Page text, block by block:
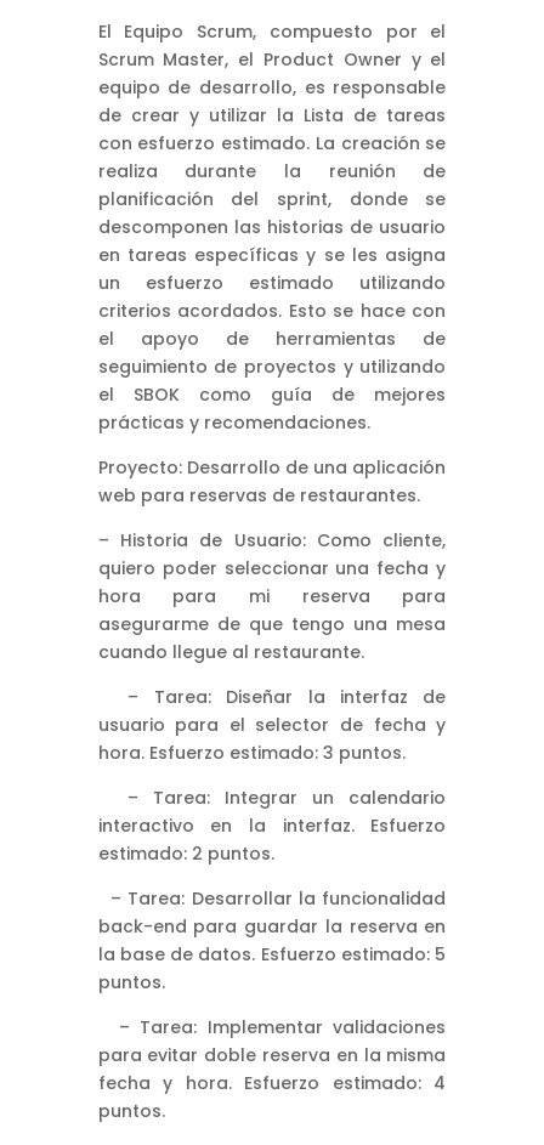
El Equipo Scrum, compuesto por el
Scrum Master, el Product Owner y el
equipo de desarrollo, es responsable
de crear y utilizar la Lista de tareas
con esfuerzo estimado. La creación se
realiza durante la reunión de
planificación del sprint, donde se
descomponen las historias de usuario
en tareas específicas y se les asigna
un esfuerzo estimado utilizando
criterios acordados. Esto se hace con
el apoyo de herramientas de
seguimiento de proyectos y utilizando
el SBOK como guía de mejores
prácticas y recomendaciones.
Proyecto: Desarrollo de una aplicación
web para reservas de restaurantes.
– Historia de Usuario: Como cliente,
quiero poder seleccionar una fecha y
hora para mi reserva para
asegurarme de que tengo una mesa
cuando llegue al restaurante.
– Tarea: Diseñar la interfaz de
usuario para el selector de fecha y
hora. Esfuerzo estimado: 3 puntos.
– Tarea: Integrar un calendario
interactivo en la interfaz. Esfuerzo
estimado: 2 puntos.
– Tarea: Desarrollar la funcionalidad
back-end para guardar la reserva en
la base de datos. Esfuerzo estimado: 5
puntos.
– Tarea: Implementar validaciones
para evitar doble reserva en la misma
fecha y hora. Esfuerzo estimado: 4
puntos.